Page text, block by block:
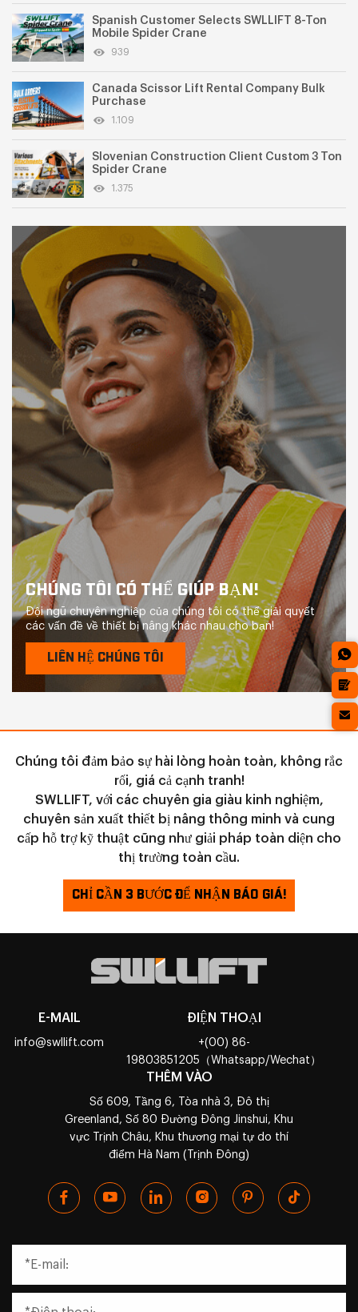
Spanish Customer Selects SWLLIFT 8-Ton
Mobile Spider Crane
939
Canada Scissor Lift Rental Company Bulk
Purchase
1.109
Slovenian Construction Client Custom 3 Ton
Spider Crane
1.375
CHÚNG TÔI CÓ THỂ GIÚP BẠN!
Đội ngũ chuyên nghiệp của chúng tôi có thể giải quyết
các vấn đề về thiết bị nâng khác nhau cho bạn!
LIÊN HỆ CHÚNG TÔI
Chúng tôi đảm bảo sự hài lòng hoàn toàn, không rắc
rối, giá cả cạnh tranh!
SWLLIFT, với các chuyên gia giàu kinh nghiệm,
chuyên sản xuất thiết bị nâng thông minh và cung
cấp hỗ trợ kỹ thuật cũng như giải pháp toàn diện cho
thị trường toàn cầu.
CHỈ CẦN 3 BƯỚC ĐỂ NHẬN BÁO GIÁ!
E-MAIL
info@swllift.com
ĐIỆN THOẠI
+(00) 86-
19803851205（Whatsapp/Wechat）
THÊM VÀO
Số 609, Tầng 6, Tòa nhà 3, Đô thị
Greenland, Số 80 Đường Đông Jinshui, Khu
vực Trịnh Châu, Khu thương mại tự do thí
điểm Hà Nam (Trịnh Đông)